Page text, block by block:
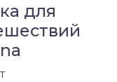
для